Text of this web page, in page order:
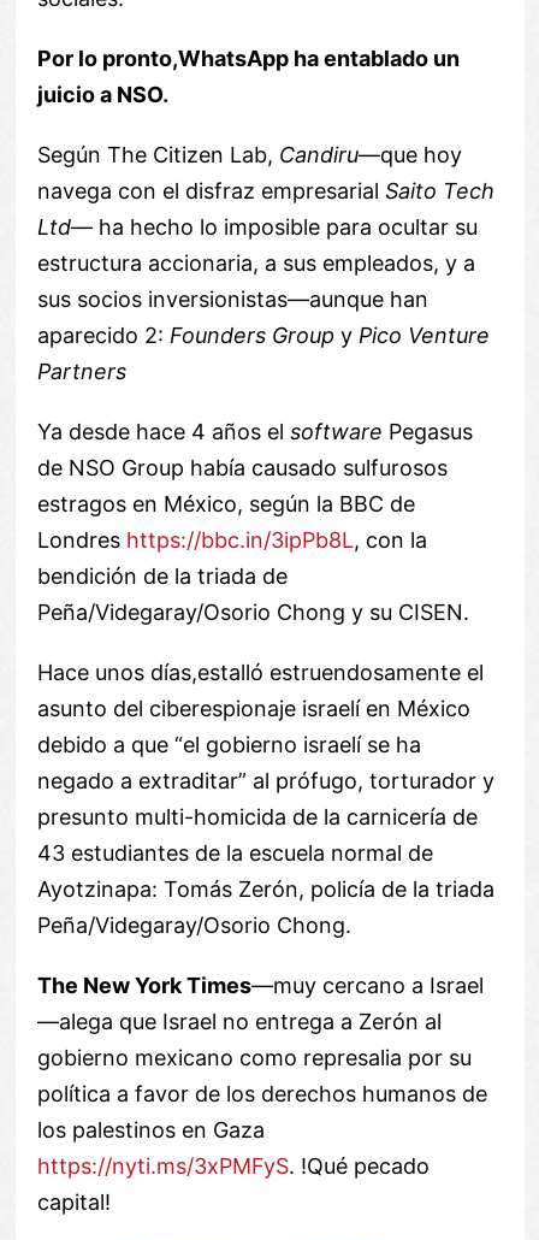
Por lo pronto,WhatsApp ha entablado un
juicio a NSO.
Según The Citizen Lab, Candiru—que hoy
navega con el disfraz empresarial Saito Tech
Ltd— ha hecho lo imposible para ocultar su
estructura accionaria, a sus empleados, y a
sus socios inversionistas—aunque han
aparecido 2: Founders Group y Pico Venture
Partners
Ya desde hace 4 años el software Pegasus
de NSO Group había causado sulfurosos
estragos en México, según la BBC de
Londres https://bbc.in/3ipPb8L, con la
bendición de la triada de
Peña/Videgaray/Osorio Chong y su CISEN.
Hace unos días,estalló estruendosamente el
asunto del ciberespionaje israelí en México
debido a que “el gobierno israelí se ha
negado a extraditar” al prófugo, torturador y
presunto multi-homicida de la carnicería de
43 estudiantes de la escuela normal de
Ayotzinapa: Tomás Zerón, policía de la triada
Peña/Videgaray/Osorio Chong.
The New York Times—muy cercano a Israel
—alega que Israel no entrega a Zerón al
gobierno mexicano como represalia por su
política a favor de los derechos humanos de
los palestinos en Gaza
https://nyti.ms/3xPMFyS. !Qué pecado
capital!